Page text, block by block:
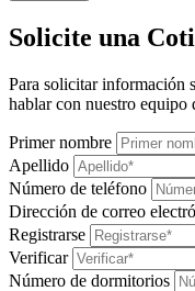
Solicite una
Para solicitar información
hablar con nuestro equipo
Primer nombre
Apellido
Número de teléfono
Dirección de correo
Registrarse
Verificar
Número de dormitorios